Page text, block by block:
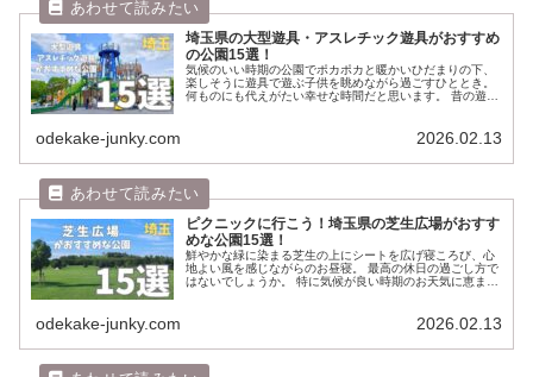
埼玉県の大型遊具・アスレチック遊具がおすすめ
の公園15選！
気候のいい時期の公園でポカポカと暖かいひだまりの下、
楽しそうに遊具で遊ぶ子供を眺めながら過ごすひととき。
何ものにも代えがたい幸せな時間だと思います。 昔の遊具
odekake-junky.com 2026.02.13
ピクニックに行こう！埼玉県の芝生広場がおすす
めな公園15選！
鮮やかな緑に染まる芝生の上にシートを広げ寝ころび、心
地よい風を感じながらのお昼寝。 最高の休日の過ごし方で
はないでしょうか。 特に気候が良い時期のお天気に恵まれ
odekake-junky.com 2026.02.13